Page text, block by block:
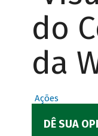
do
da
Ações
DÊ SUA